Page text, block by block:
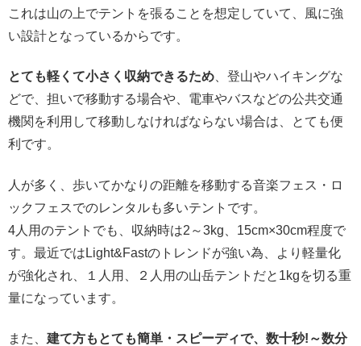
これは山の上でテントを張ることを想定していて、風に強
い設計となっているからです。
とても軽くて小さく収納できるため 、登山やハイキングな
どで、担いで移動する場合や、電車やバスなどの公共交通
機関を利用して移動しなければならない場合は、とても便
利です。
人が多く、歩いてかなりの距離を移動する音楽フェス・ロ
ックフェスでのレンタルも多いテントです。
4人用のテントでも、収納時は2～3kg、15cm×30cm程度で
す。最近ではLight&Fastのトレンドが強い為、より軽量化
が強化され、１人用、２人用の山岳テントだと1kgを切る重
量になっています。
また、 建て方もとても簡単・スピーディで、数十秒!～数分